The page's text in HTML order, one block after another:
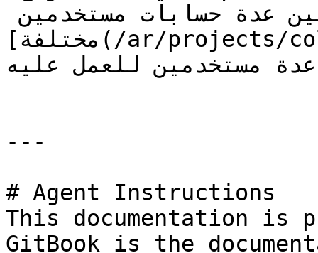
ذلك يمكن أيضاً [مشاركته بين عدة حسابات مستخدمين
مختلفة](/ar/projects/collaboration.md) إذا احتاج
عدة مستخدمين للعمل عليه.
---
# Agent Instructions
This documentation is
GitBook is the